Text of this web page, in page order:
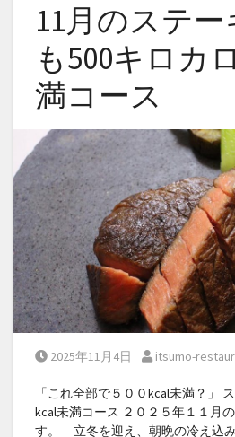
11月のステ
も500キロカ
満コース
Posted on
2025年11月4日 Posted by
itsumo-
「これ全部で５００kcal未満？」
kcal未満コース ２０２５年１１月
す。 立冬を迎え、朝晩の冷え込